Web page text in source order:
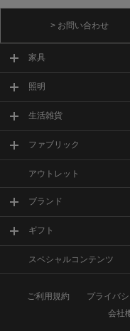
> お問い合わせ
家具
照明
生活雑貨
ファブリック
アウトレット
ブランド
ギフト
スペシャルコンテンツ
ご利用規約 プライバ
会社